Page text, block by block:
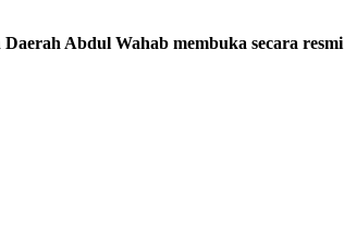
Abdul Wahab membuka secara